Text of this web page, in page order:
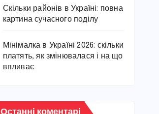
Скільки районів в Україні: повна
картина сучасного поділу
Мінімалка в Україні 2026: скільки
платять, як змінювалася і на що
впливає
Останні коментарі